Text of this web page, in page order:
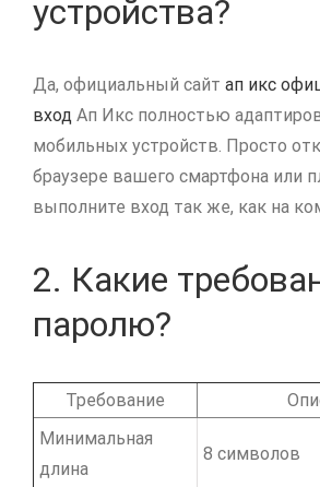
устройства?
Да, официальный сайт ап икс
вход Ап Икс полностью
мобильных устройств. Просто
браузере вашего смартфона или
выполните вход так же, как на
2. Какие
паролю?
Требование
Минимальная
длина
8 символов